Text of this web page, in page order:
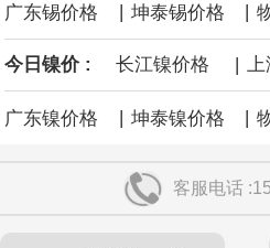
广东锡价格 坤泰锡价格
今日镍价 : 长江镍价格 | 上
广东镍价格 | 坤泰镍价格 |
客服电话